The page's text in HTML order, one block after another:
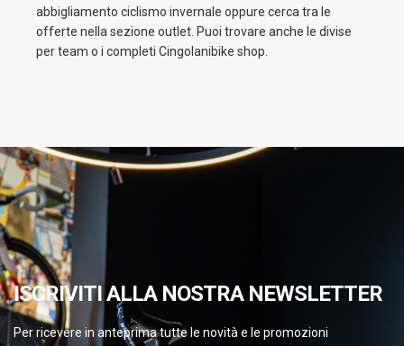
abbigliamento ciclismo invernale oppure cerca tra le
offerte nella sezione outlet. Puoi trovare anche le divise
per team o i completi Cingolanibike shop.
ISCRIVITI ALLA NOSTRA NEWSLETTER
Per ricevere in anteprima tutte le novità e le promozioni